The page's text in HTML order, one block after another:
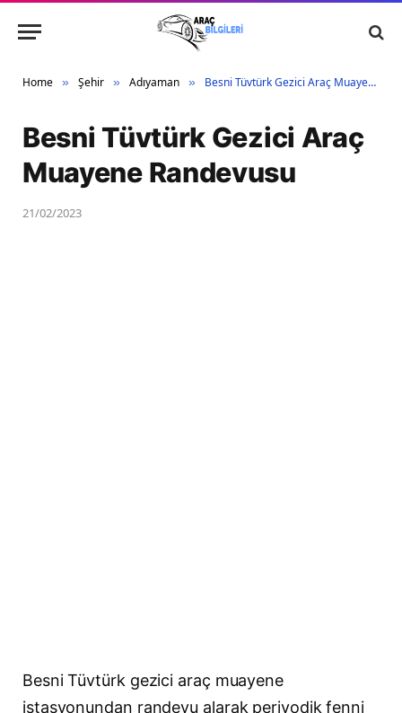
Home » Şehir » Adıyaman » Besni Tüvtürk Gezici Araç Muayene Randevusu
Besni Tüvtürk Gezici Araç
Muayene Randevusu
21/02/2023
Besni Tüvtürk gezici araç muayene
istasyonundan randevu alarak periyodik fenni